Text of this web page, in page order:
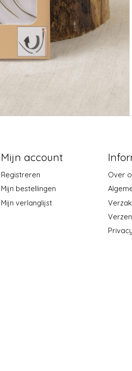
Mijn account
Registreren
Mijn bestellingen
Mijn verlanglijst
Over